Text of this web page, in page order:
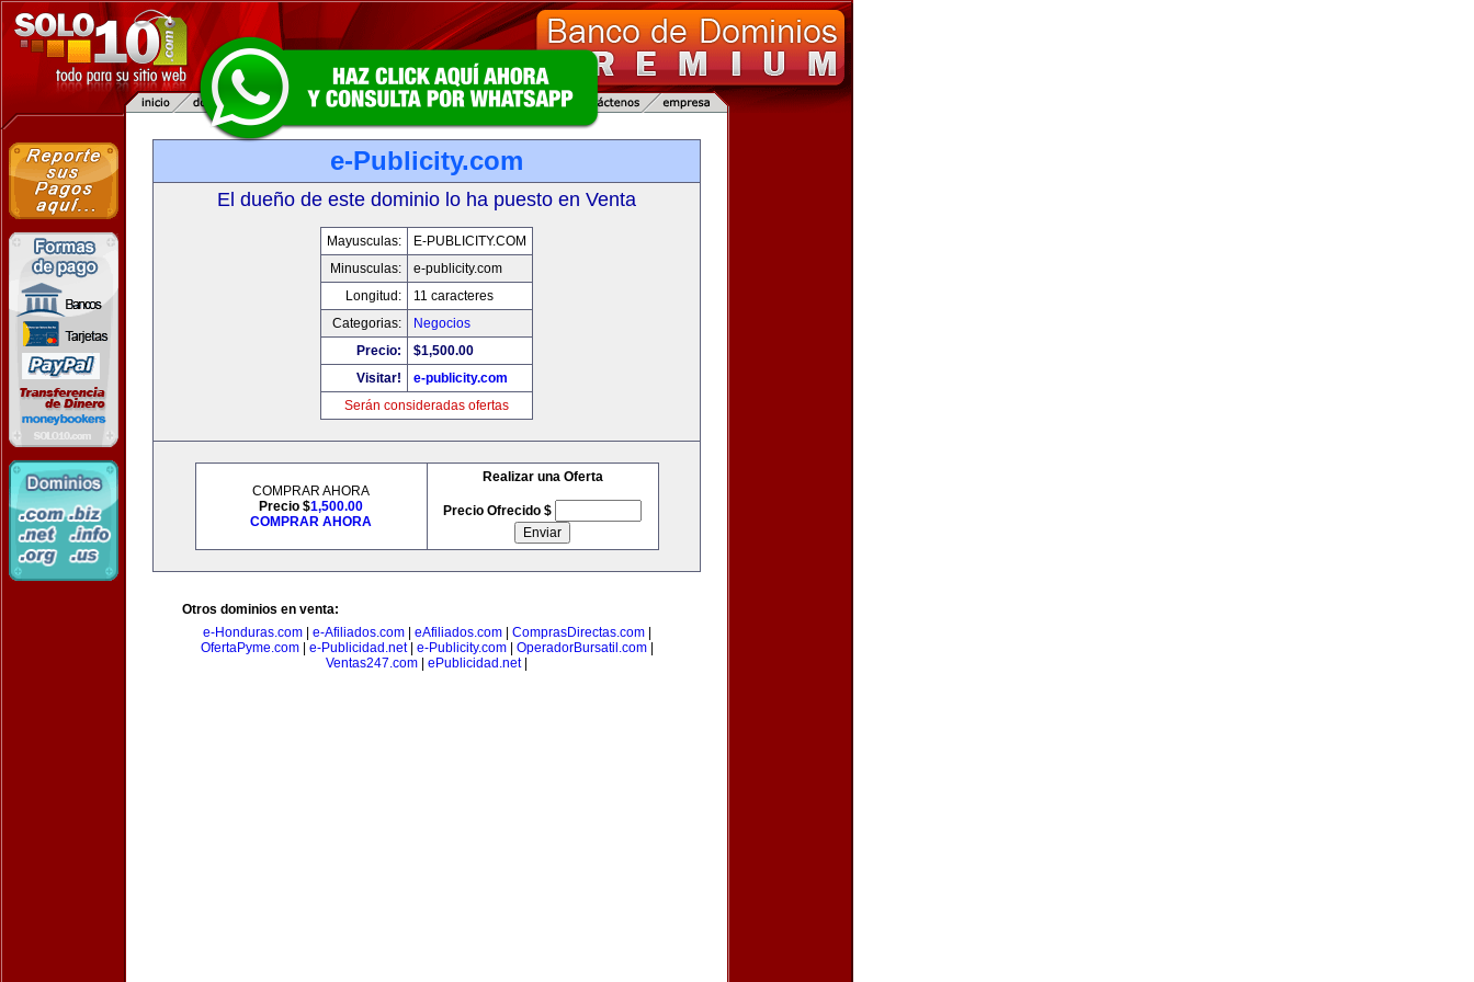
e-Publicity.com
El dueño de este dominio lo ha puesto en Venta
Mayusculas:
E-PUBLICITY.COM
Minusculas:
e-publicity.com
Longitud:
11 caracteres
Categorias:
Negocios
Precio:
$1,500.00
Visitar!
e-publicity.com
Serán consideradas ofertas
COMPRAR AHORA
Precio $1,500.00
COMPRAR AHORA
Realizar una Oferta
Precio Ofrecido $
Otros dominios en venta:
e-Honduras.com| e-Afiliados.com| eAfiliados.com| ComprasDirectas.com|
OfertaPyme.com| e-Publicidad.net| e-Publicity.com| OperadorBursatil.com|
Ventas247.com
ePublicidad.net|